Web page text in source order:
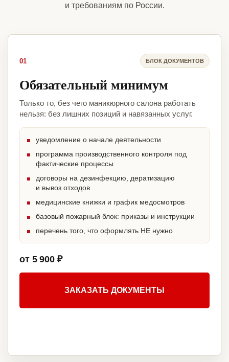
и требованиям по России.
01 БЛОК ДОКУМЕНТОВ
Обязательный минимум
Только то, без чего маникюрного салона работать
нельзя: без лишних позиций и навязанных услуг.
уведомление о начале деятельности
программа производственного контроля под
фактические процессы
договоры на дезинфекцию, дератизацию
и вывоз отходов
медицинские книжки и график медосмотров
базовый пожарный блок: приказы и инструкции
перечень того, что оформлять НЕ нужно
от 5 900 ₽
ЗАКАЗАТЬ ДОКУМЕНТЫ